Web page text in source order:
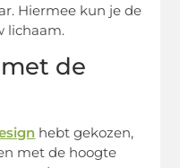
Hiermee kun je de
lichaam.
de
hebt gekozen,
met de hoogte